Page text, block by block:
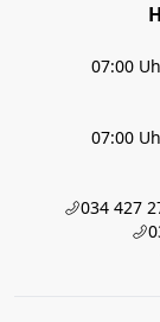
07:00
07:00
034 427